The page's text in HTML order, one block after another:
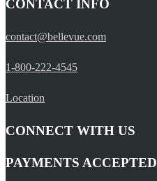
CONTACT INFO
contact@bellevue.com
1-800-222-4545
Location
CONNECT WITH US
PAYMENTS ACCEPTED